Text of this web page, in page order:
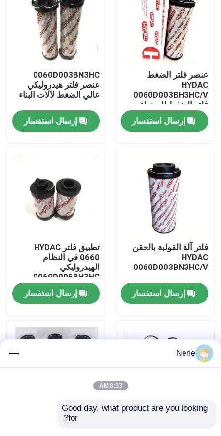
المنتجات
فيديوهات
حولنا
مراقبة الجودة
اتصل بنا
أخبار
عنصر فلتر الضغط
HYDAC
0060D003BH3HC/V
فلتر الضغط للمحطة
الهيدروليكية
إرسال استفسار
0060D003BN3HC
عنصر فلتر هيدروليكي
عالي الضغط لآلات البناء
إرسال استفسار
فلتر آلة القولبة بالحقن
HYDAC
0060D003BN3HC/V
إرسال استفسار
تطبيق فلتر HYDAC
0660 في النظام
الهيدروليكي
0060D005BH3HC
إرسال استفسار
HYDAC
Nene
8:13 AM
Good day, what product are you looking
for?